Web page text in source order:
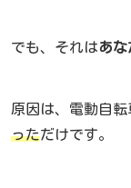
でも、それはあな
原因は、電動自転
っただけです。